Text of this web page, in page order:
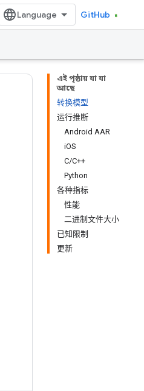
GitHub
এই পৃষ্ঠায় যা যা
আছে
转换模型
运行推断
Android AAR
iOS
C/C++
Python
各种指标
性能
二进制文件大小
已知限制
更新